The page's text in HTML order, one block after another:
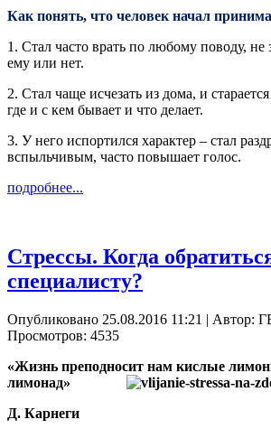
Как понять, что человек начал
1. Стал часто врать по любому поводу, не
ему или нет.
2. Стал чаще исчезать из дома, и
где и с кем бывает и что делает.
3. У него испортился характер – стал
вспыльчивым, часто повышает голос.
подробнее...
Стрессы. Когда
специалисту?
Опубликовано 25.08.2016 11:21 | Автор:
Просмотров: 4535
«Жизнь преподносит нам кислые
лимонад»
Д. Карнеги